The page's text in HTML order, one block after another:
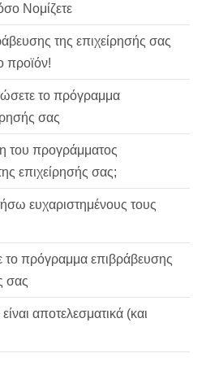
Νομίζετε
της επιχείρησής σας
προϊόν!
το πρόγραμμα
σας
του προγράμματος
επιχείρησής σας;
ευχαριστημένους τους
πρόγραμμα επιβράβευσης
σας
αποτελεσματικά (και